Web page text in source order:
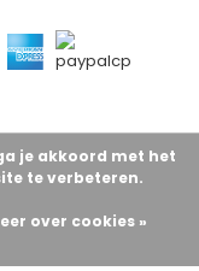
je akkoord met het
te verbeteren.
over cookies »